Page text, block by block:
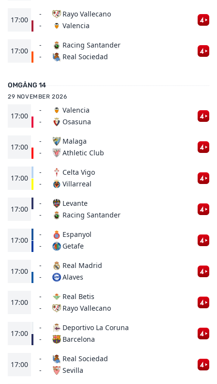
17:00
-
-
Rayo Vallecano
Valencia
17:00
-
-
Racing Santander
Real Sociedad
OMGÅNG 14
29 NOVEMBER 2026
17:00
-
-
Valencia
Osasuna
17:00
-
-
Malaga
Athletic Club
17:00
-
-
Celta Vigo
Villarreal
17:00
-
-
Levante
Racing Santander
17:00
-
-
Espanyol
Getafe
17:00
-
-
Real Madrid
Alaves
17:00
-
-
Real Betis
Rayo Vallecano
17:00
-
-
Deportivo La Coruna
Barcelona
17:00
-
-
Real Sociedad
Sevilla